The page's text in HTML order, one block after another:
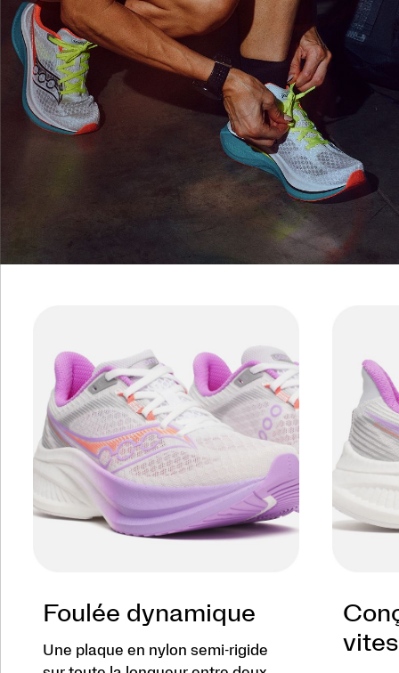
Foulée dynamique
Une plaque en nylon semi-rigide